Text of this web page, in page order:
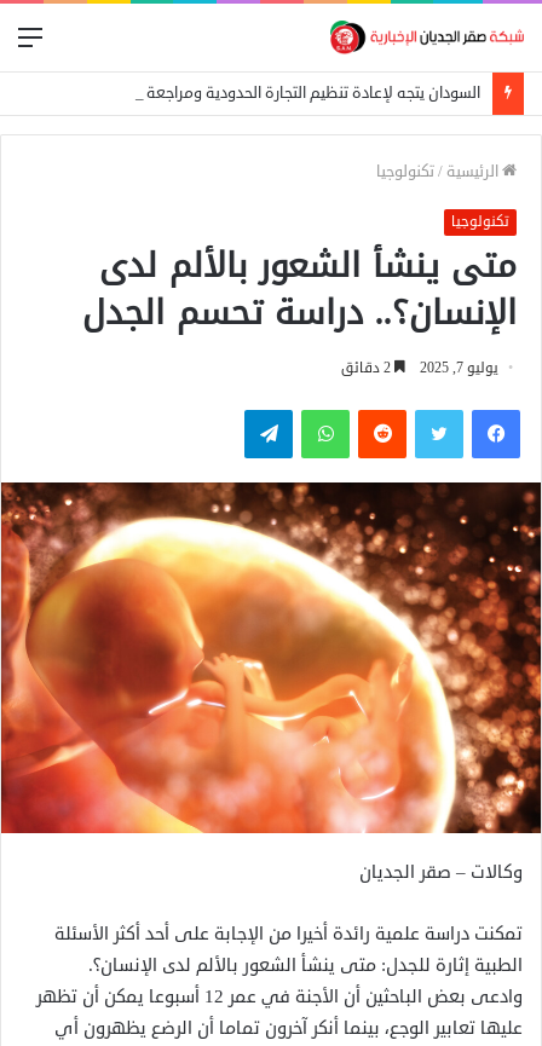
الرئيسية /تكنولوجيا
تكنولوجيا
متى ينشأ الشعور بالألم لدى
الإنسان؟.. دراسة تحسم الجدل
يوليو 7, 2025
فيسبوكتويتر واتساب تيلقرام
وكالات – صقر الجديان
تمكنت دراسة علمية رائدة أخيرا من الإجابة على أحد أكثر الأسئلة
الطبية إثارة للجدل: متى ينشأ الشعور بالألم لدى الإنسان؟.
وادعى بعض الباحثين أن الأجنة في عمر 12 أسبوعا يمكن أن تظهر
عليها تعابير الوجع، بينما أنكر آخرون تماما أن الرضع يظهرون أي